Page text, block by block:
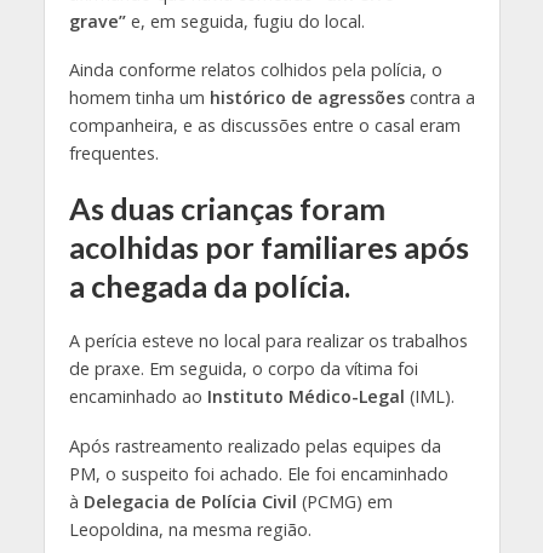
grave”e, em seguida, fugiu do local.
Ainda conforme relatos colhidos pela polícia, o
homem tinha um histórico de agressõescontra a
companheira, e as discussões entre o casal eram
frequentes.
As duas crianças foram
acolhidas por familiares após
a chegada da polícia.
A perícia esteve no local para realizar os trabalhos
de praxe. Em seguida, o corpo da vítima foi
encaminhado ao Instituto Médico-Legal (IML).
Após rastreamento realizado pelas equipes da
PM, o suspeito foi achado. Ele foi encaminhado
à Delegacia de Polícia Civil (PCMG) em
Leopoldina, na mesma região.